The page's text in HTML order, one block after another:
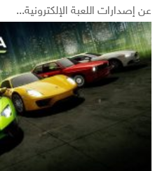
عن إصدارات اللعبة الإلكترونية...